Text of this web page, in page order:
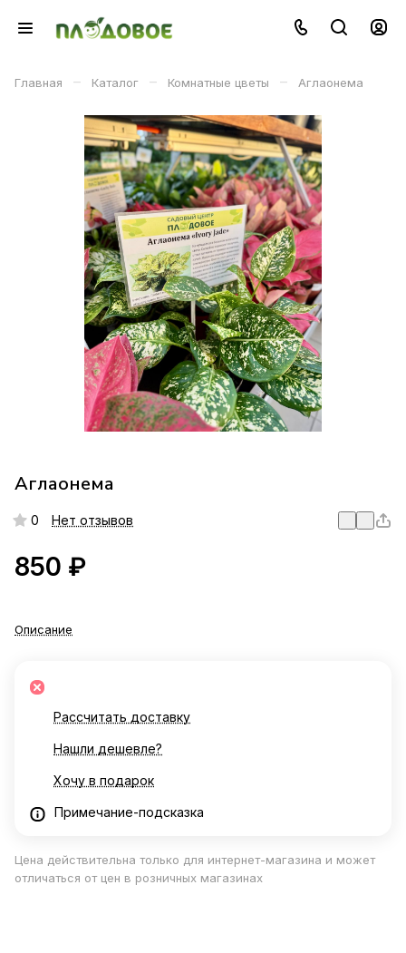
Главная – Каталог – Комнатные цветы – Аглаонема
Аглаонема
0 Нет отзывов
850 ₽
Описание
Рассчитать доставку
Нашли дешевле?
Хочу в подарок
Примечание-подсказка
Цена действительна только для интернет-магазина и может
отличаться от цен в розничных магазинах